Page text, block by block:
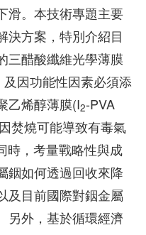
滑。本技術專題主要
決方案，特別介紹目
三醋酸纖維光學薄膜
因功能性因素必須添
乙烯醇薄膜(I2-PVA
焚燒可能導致有毒氣
時，考量戰略性與成
銦如何透過回收來降
及目前國際對銦金屬
另外，基於循環經濟